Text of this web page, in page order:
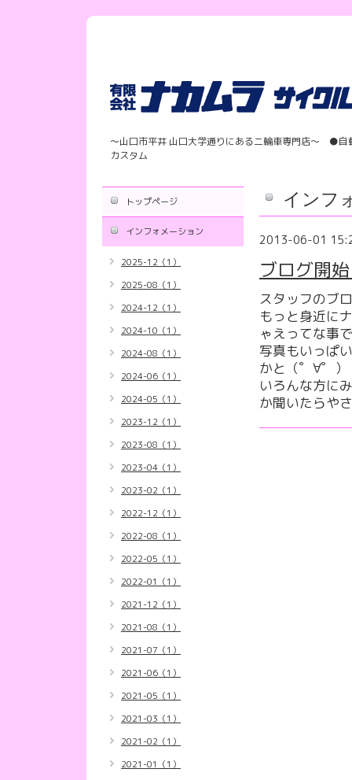
〜山口市平井 山口大学通りにある二輪車専門店〜 ●
カスタム
インフ
2013-06-01
ブログ開
スタッフのブ
もっと身近に
ゃえってな事
写真もいっぱ
かと（゜∀゜）
いろんな方に
か聞いたらや
トップページ
インフォメーション
2025-12（1）
2025-08（1）
2024-12（1）
2024-10（1）
2024-08（1）
2024-06（1）
2024-05（1）
2023-12（1）
2023-08（1）
2023-04（1）
2023-02（1）
2022-12（1）
2022-08（1）
2022-05（1）
2022-01（1）
2021-12（1）
2021-08（1）
2021-07（1）
2021-06（1）
2021-05（1）
2021-03（1）
2021-02（1）
2021-01（1）